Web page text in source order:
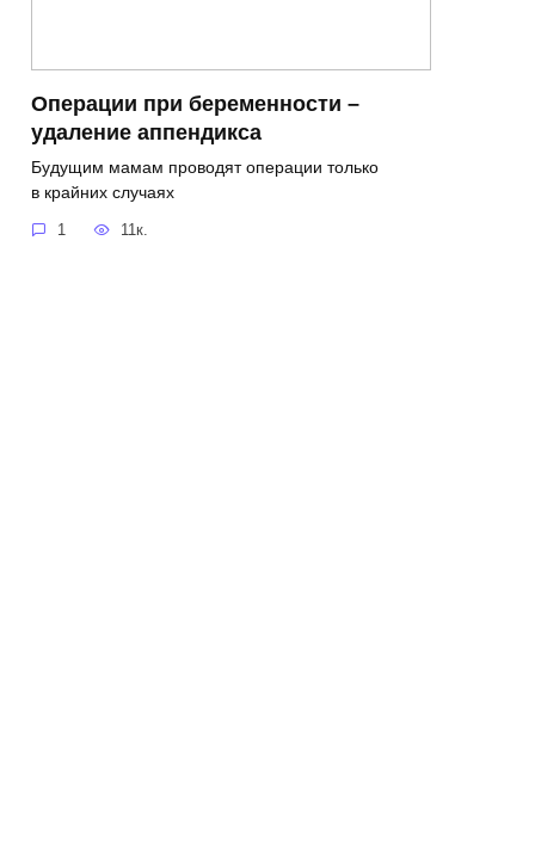
Операции при беременности –
удаление аппендикса
Будущим мамам проводят операции только
в крайних случаях
1 11к.